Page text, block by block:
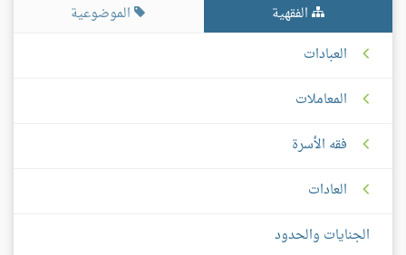
الفقهية
الموضوعية
العبادات
المعاملات
فقه الأسرة
العادات
الجنايات والحدود